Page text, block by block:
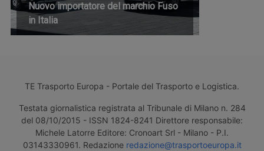
Nuovo importatore del marchio Fuso
in Italia
TE Trasporto Europa - Portale del Trasporto e Logistica.
Testata giornalistica registrata al Tribunale di Milano n. 284
del 08/10/2015 - ISSN 1824-8241 Direttore responsabile:
Michele Latorre Editore: Cronoart Srl - Milano - P.I.
03143330961. Redazione redazione@trasportoeuropa.it